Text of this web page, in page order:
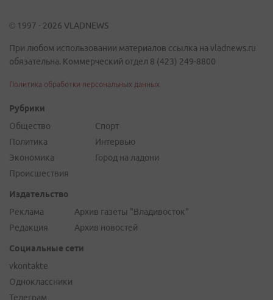
© 1997 - 2026 VLADNEWS
При любом использовании материалов ссылка на vladnews.ru
обязательна. Коммерческий отдел 8 (423) 249-8800
Политика обработки персональных данных
Рубрики
Общество
Политика
Экономика
Происшествия
Спорт
Интервью
Город на ладони
Издательство
Реклама
Редакция
Архив газеты "Владивосток"
Архив новостей
Социальные сети
vkontakte
Одноклассники
Телеграм